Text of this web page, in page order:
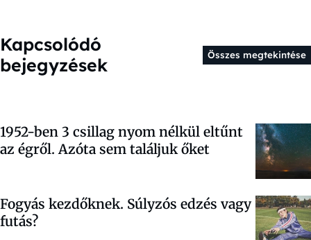
Kapcsolódó
bejegyzések
Összes megtekintése
1952-ben 3 csillag nyom nélkül eltűnt
az égről. Azóta sem találjuk őket
Fogyás kezdőknek. Súlyzós edzés vagy
futás?